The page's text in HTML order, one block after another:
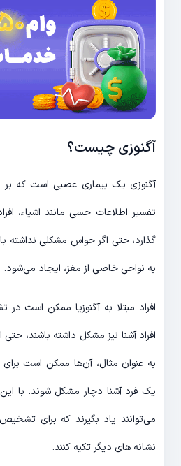
آگنوزی چیست؟
آگنوزی یک بیماری عصبی است که
تفسیر اطلاعات حسی مانند اشیاء،
گذارد، حتی اگر حواس مشکلی نداشته
به نواحی خاصی از مغز، ایجاد می‌شود.
افراد مبتلا به آگنوزیا ممکن است
افراد آشنا نیز مشکل داشته باشند، حتی
به عنوان مثال، آن‌ها ممکن است
یک فرد آشنا دچار مشکل شوند. با این
می‌توانند یاد بگیرند که برای
نشانه های دیگر تکیه کنند.